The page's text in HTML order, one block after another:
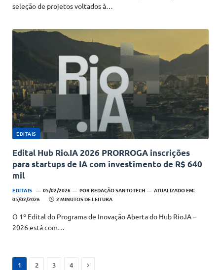
seleção de projetos voltados à…
EDITAIS
Edital Hub Rio.IA 2026 PRORROGA inscrições
para startups de IA com investimento de R$ 640
mil
EDITAIS 05/02/2026 POR REDAÇÃO SANTOTECH
ATUALIZADO EM:
05/02/2026
2 MINUTOS DE LEITURA
O 1º Edital do Programa de Inovação Aberta do Hub Rio.IA –
2026 está com…
1 2 3 4 Next